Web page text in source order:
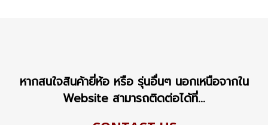
หากสนใจสินค้ายี่ห้อ หรือ รุ่นอื่นๆ นอกเหนือจากใน
Website สามารถติดต่อได้ที่...